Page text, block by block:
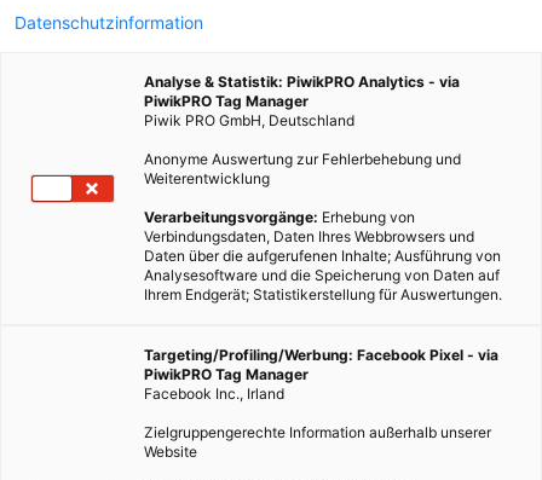
Datenschutzinformation
Analyse & Statistik: PiwikPRO Analytics - via
PiwikPRO Tag Manager
Piwik PRO GmbH, Deutschland
Anonyme Auswertung zur Fehlerbehebung und
Weiterentwicklung
Verarbeitungsvorgänge: Erhebung von
Verbindungsdaten, Daten Ihres Webbrowsers und
Daten über die aufgerufenen Inhalte; Ausführung von
Analysesoftware und die Speicherung von Daten auf
Ihrem Endgerät; Statistikerstellung für Auswertungen.
Targeting/Profiling/Werbung: Facebook Pixel - via
PiwikPRO Tag Manager
Facebook Inc., Irland
Zielgruppengerechte Information außerhalb unserer
Website